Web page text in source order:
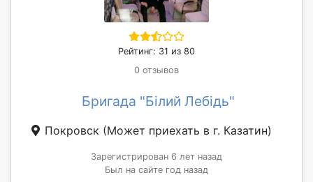
Рейтинг: 31 из 80
0 отзывов
Бригада "Білий Лебідь"
Покровск (Может приехать в г. Казатин)
Зарегистрирован 6 лет назад
Был на сайте год назад